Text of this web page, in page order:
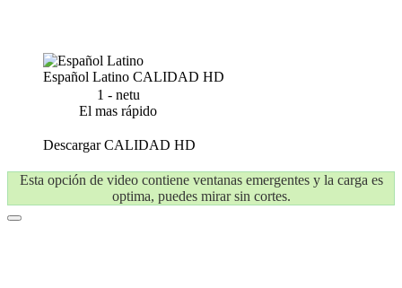
Español Latino CALIDAD HD
1 - netu
El mas rápido
DescargarCALIDAD HD
Esta opción de video contiene ventanas emergentes y la carga es
optima, puedes mirar sin cortes.